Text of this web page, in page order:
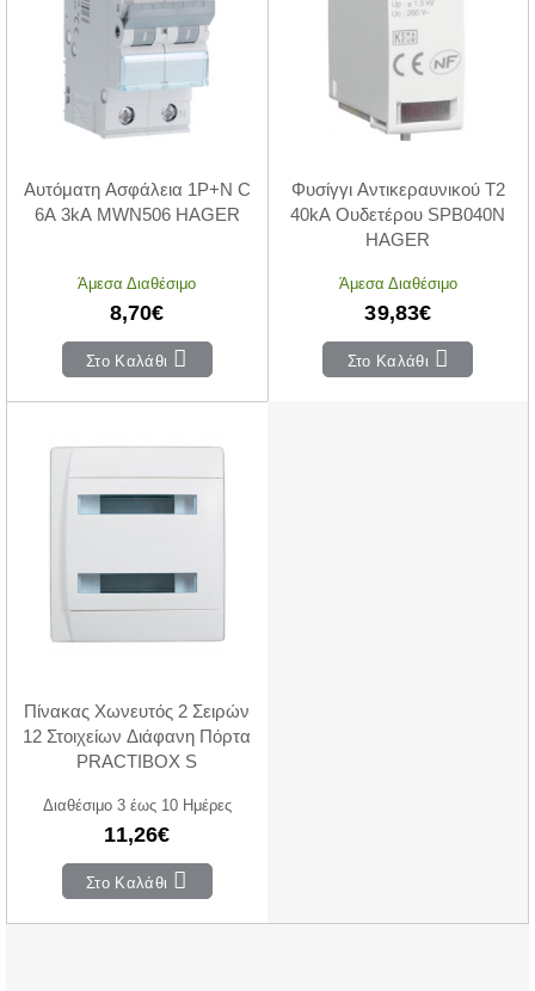
Αυτόματη Ασφάλεια 1P+N C
6A 3kA MWN506 HAGER
Άμεσα Διαθέσιμο
8,70€
Στο Καλάθι
Φυσίγγι Αντικεραυνικού T2
40kA Ουδετέρου SPB040N
HAGER
Άμεσα Διαθέσιμο
39,83€
Στο Καλάθι
Πίνακας Χωνευτός 2 Σειρών
12 Στοιχείων Διάφανη Πόρτα
PRACTIBOX S
Διαθέσιμο 3 έως 10 Ημέρες
11,26€
Στο Καλάθι